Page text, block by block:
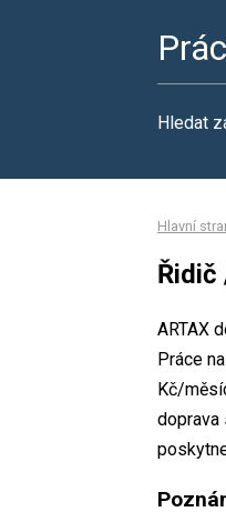
Hledat
Hlavní
Řidič
ARTAX
Práce
Kč/
doprava